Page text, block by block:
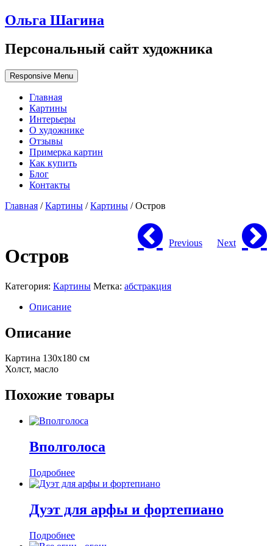
Ольга Шагина
Персональный сайт художника
Responsive Menu
Главная
Картины
Интерьеры
О художнике
Отзывы
Примерка картин
Как купить
Блог
Контакты
Главная /Картины /Картины / Остров
Previous Next
Остров
Категория: Картины Метка: абстракция
Описание
Описание
Картина 130х180 см
Холст, масло
Похожие товары
Вполголоса
Подробнее
Дуэт для арфы и фортепиано
Подробнее